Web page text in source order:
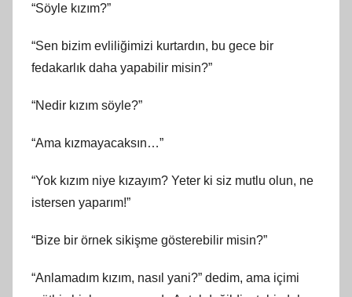
“Söyle kızım?”
“Sen bizim evliliğimizi kurtardın, bu gece bir
fedakarlık daha yapabilir misin?”
“Nedir kızım söyle?”
“Ama kızmayacaksın…”
“Yok kızım niye kızayım? Yeter ki siz mutlu olun, ne
istersen yaparım!”
“Bize bir örnek sikişme gösterebilir misin?”
“Anlamadım kızım, nasıl yani?” dedim, ama içimi